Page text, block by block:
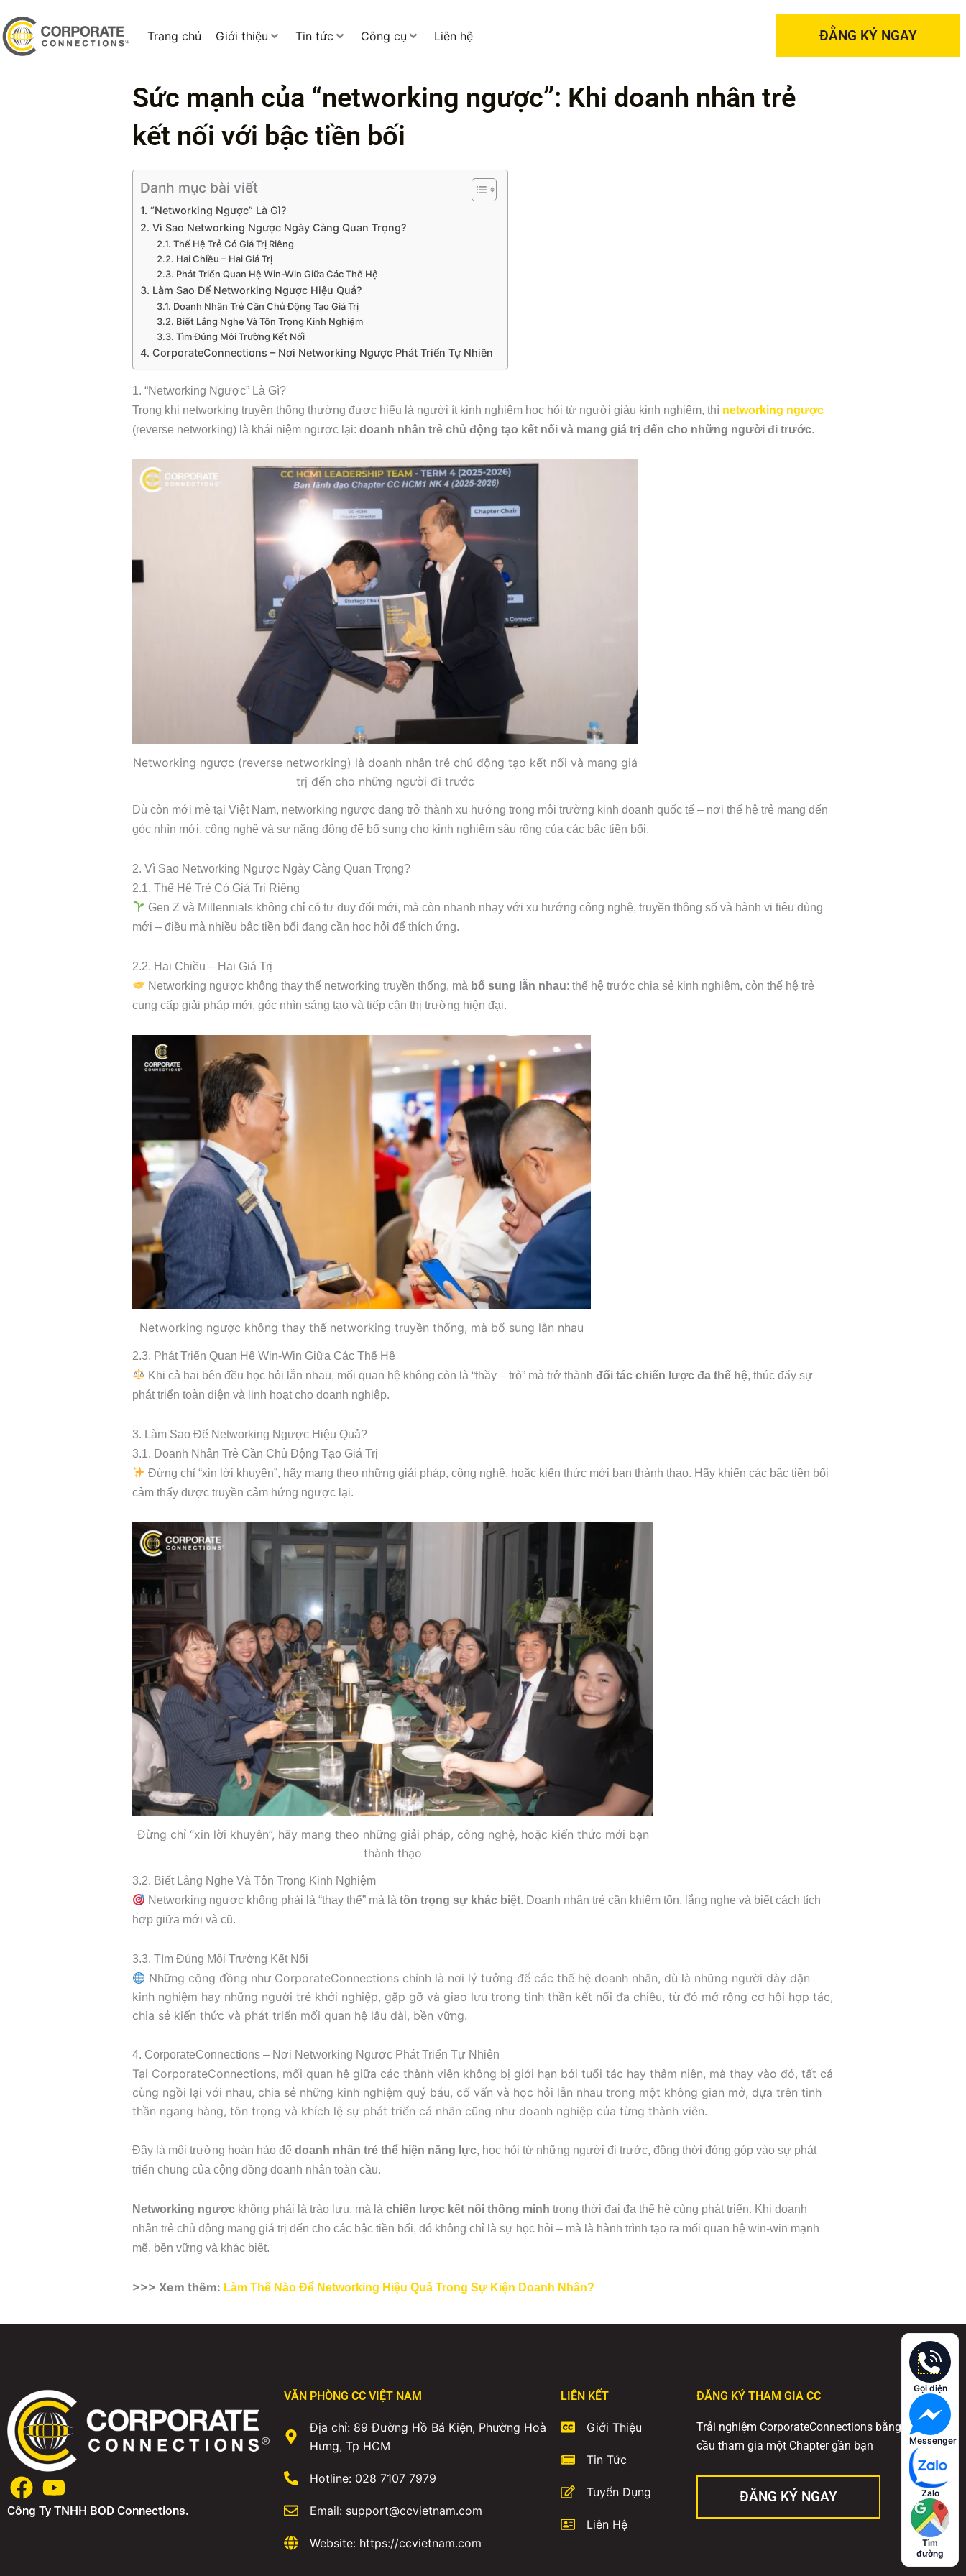
Trang chủ Giới thiệu Tin tức Công cụ Liên hệ ĐẰNG KÝ NGAY
Sức mạnh của “networking ngược”: Khi doanh nhân trẻ
kết nối với bậc tiền bối
Danh mục bài viết
1. “Networking Ngược” Là Gì?
2. Vì Sao Networking Ngược Ngày Càng Quan Trọng?
2.1. Thế Hệ Trẻ Có Giá Trị Riêng
2.2. Hai Chiều – Hai Giá Trị
2.3. Phát Triển Quan Hệ Win-Win Giữa Các Thế Hệ
3. Làm Sao Để Networking Ngược Hiệu Quả?
3.1. Doanh Nhân Trẻ Cần Chủ Động Tạo Giá Trị
3.2. Biết Lắng Nghe Và Tôn Trọng Kinh Nghiệm
3.3. Tìm Đúng Môi Trường Kết Nối
4. CorporateConnections – Nơi Networking Ngược Phát Triển Tự Nhiên
1. “Networking Ngược” Là Gì?
Trong khi networking truyền thống thường được hiểu là người ít kinh nghiệm học hỏi từ người giàu kinh nghiệm, thì networking ngược
(reverse networking) là khái niệm ngược lại: doanh nhân trẻ chủ động tạo kết nối và mang giá trị đến cho những người đi trước.
Networking ngược (reverse networking) là doanh nhân trẻ chủ động tạo kết nối và mang giá
trị đến cho những người đi trước
Dù còn mới mẻ tại Việt Nam, networking ngược đang trở thành xu hướng trong môi trường kinh doanh quốc tế – nơi thế hệ trẻ mang đến
góc nhìn mới, công nghệ và sự năng động để bổ sung cho kinh nghiệm sâu rộng của các bậc tiền bối.
2. Vì Sao Networking Ngược Ngày Càng Quan Trọng?
2.1. Thế Hệ Trẻ Có Giá Trị Riêng
Gen Z và Millennials không chỉ có tư duy đổi mới, mà còn nhanh nhạy với xu hướng công nghệ, truyền thông số và hành vi tiêu dùng
mới – điều mà nhiều bậc tiền bối đang cần học hỏi để thích ứng.
2.2. Hai Chiều – Hai Giá Trị
Networking ngược không thay thế networking truyền thống, mà bổ sung lẫn nhau: thế hệ trước chia sẻ kinh nghiệm, còn thế hệ trẻ
cung cấp giải pháp mới, góc nhìn sáng tạo và tiếp cận thị trường hiện đại.
Networking ngược không thay thế networking truyền thống, mà bổ sung lẫn nhau
2.3. Phát Triển Quan Hệ Win-Win Giữa Các Thế Hệ
Khi cả hai bên đều học hỏi lẫn nhau, mối quan hệ không còn là “thầy – trò” mà trở thànhđối tác chiến lược đa thế hệ, thúc đẩy sự
phát triển toàn diện và linh hoạt cho doanh nghiệp.
3. Làm Sao Để Networking Ngược Hiệu Quả?
3.1. Doanh Nhân Trẻ Cần Chủ Động Tạo Giá Trị
Đừng chỉ “xin lời khuyên”, hãy mang theo những giải pháp, công nghệ, hoặc kiến thức mới bạn thành thạo. Hãy khiến các bậc tiền bối
cảm thấy được truyền cảm hứng ngược lại.
Đừng chỉ “xin lời khuyên”, hãy mang theo những giải pháp, công nghệ, hoặc kiến thức mới bạn
thành thạo
3.2. Biết Lắng Nghe Và Tôn Trọng Kinh Nghiệm
Networking ngược không phải là “thay thế” mà làtôn trọng sự khác biệt. Doanh nhân trẻ cần khiêm tốn, lắng nghe và biết cách tích
hợp giữa mới và cũ.
3.3. Tìm Đúng Môi Trường Kết Nối
Những cộng đồng như CorporateConnections chính là nơi lý tưởng để các thế hệ doanh nhân, dù là những người dày dặn
kinh nghiệm hay những người trẻ khởi nghiệp, gặp gỡ và giao lưu trong tinh thần kết nối đa chiều, từ đó mở rộng cơ hội hợp tác,
chia sẻ kiến thức và phát triển mối quan hệ lâu dài, bền vững.
4. CorporateConnections – Nơi Networking Ngược Phát Triển Tự Nhiên
Tại CorporateConnections, mối quan hệ giữa các thành viên không bị giới hạn bởi tuổi tác hay thâm niên, mà thay vào đó, tất cả
cùng ngồi lại với nhau, chia sẻ những kinh nghiệm quý báu, cố vấn và học hỏi lẫn nhau trong một không gian mở, dựa trên tinh
thần ngang hàng, tôn trọng và khích lệ sự phát triển cá nhân cũng như doanh nghiệp của từng thành viên.
Đây là môi trường hoàn hảo để doanh nhân trẻ thể hiện năng lực, học hỏi từ những người đi trước, đồng thời đóng góp vào sự phát
triển chung của cộng đồng doanh nhân toàn cầu.
Networking ngược không phải là trào lưu, mà là chiến lược kết nối thông minh trong thời đại đa thế hệ cùng phát triển. Khi doanh
nhân trẻ chủ động mang giá trị đến cho các bậc tiền bối, đó không chỉ là sự học hỏi – mà là hành trình tạo ra mối quan hệ win-win mạnh
mẽ, bền vững và khác biệt.
>>> Xem thêm: Làm Thế Nào Để Networking Hiệu Quả Trong Sự Kiện Doanh Nhân?
Công Ty TNHH BOD Connections.
VĂN PHÒNG CC VIỆT NAM
Địa chỉ: 89 Đường Hồ Bá Kiện, Phường Hoà
Hưng, Tp HCM
Hotline: 028 7107 7979
Email: support@ccvietnam.com
Website: https://ccvietnam.com
LIÊN KẾT
Giới Thiệu
Tin Tức
Tuyển Dụng
Liên Hệ
ĐĂNG KÝ THAM GIA CC
Trải nghiệm CorporateConnections bằng cách yêu
cầu tham gia một Chapter gần bạn
ĐĂNG KÝ NGAY
Gọi điện
Messenger
Zalo
Tìm
đường